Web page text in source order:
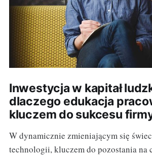
Inwestycja w kapitał
dlaczego edukacja
kluczem do sukcesu
W dynamicznie zmieniającym się
technologii, kluczem do pozostania na